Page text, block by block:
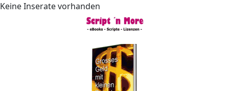
Keine Inserate vorhanden